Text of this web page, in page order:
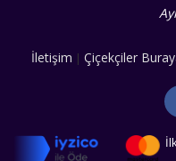
İletişim | Çiçekçiler